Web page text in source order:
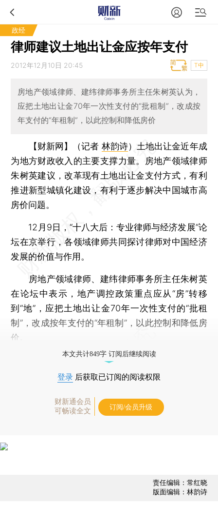
政经
律师建议土地出让金应按年支付
2012年12月10日 20:45 T中
房地产领域律师、建纬律师事务所主任朱树英认为，
应把土地出让金70年一次性支付的“批租制”，改成按
年支付的“年租制”，以此控制和降低房价
【财新网】（记者 林韵诗） 土地出让金近年成
为地方财政收入的主要支撑力量。房地产领域律师
朱树英建议，改革现有土地出让金支付方式，有利
推进新型城镇化建设，有利于逐步解决中国城市高
房价问题。
12月9日，“十八大后：专业律师与经济发展”论
坛在京举行，各领域律师共同探讨律师对中国经济
发展的价值与作用。
房地产领域律师、建纬律师事务所主任朱树英
在论坛中表示，地产调控政策重点应从“房”转移
到“地”，应把土地出让金70年一次性支付的“批租
制”，改成按年支付的“年租制”，以此控制和降低房
价。
本文共计849字 订阅后继续阅读
登录 后获取已订阅的阅读权限
财新通会员
可畅读全文
订阅/会员升级
责任编辑：常红晓
版面编辑：林韵诗